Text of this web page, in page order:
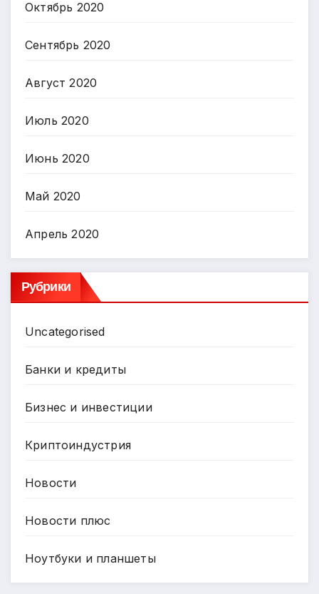
Октябрь 2020
Сентябрь 2020
Август 2020
Июль 2020
Июнь 2020
Май 2020
Апрель 2020
Рубрики
Uncategorised
Банки и кредиты
Бизнес и инвестиции
Криптоиндустрия
Новости
Новости плюс
Ноутбуки и планшеты